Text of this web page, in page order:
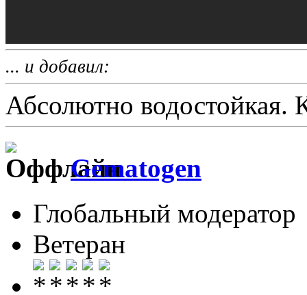
... и добавил:
Абсолютно
Gematogen
Глобальный модератор
Ветеран